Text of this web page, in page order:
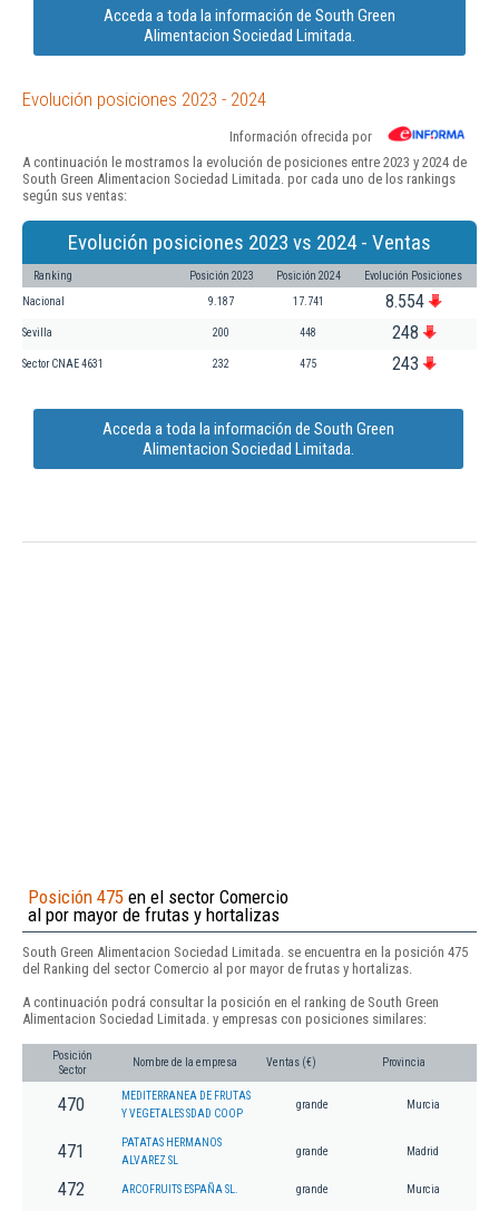
Acceda a toda la información de South Green
Alimentacion Sociedad Limitada.
Evolución posiciones 2023 - 2024
Información ofrecida por
A continuación le mostramos la evolución de posiciones entre 2023 y 2024 de
South Green Alimentacion Sociedad Limitada. por cada uno de los rankings
según sus ventas:
Evolución posiciones 2023 vs 2024 - Ventas
Ranking Posición 2023 Posición 2024 Evolución Posiciones
Nacional 9.187 17.741 8.554
Sevilla 200 448 248
Sector CNAE 4631 232 475 243
Acceda a toda la información de South Green
Alimentacion Sociedad Limitada.
Posición 475 en el sector Comercio
al por mayor de frutas y hortalizas
South Green Alimentacion Sociedad Limitada. se encuentra en la posición 475
del Ranking del sector Comercio al por mayor de frutas y hortalizas.
A continuación podrá consultar la posición en el ranking de South Green
Alimentacion Sociedad Limitada. y empresas con posiciones similares:
Posición
Sector
Nombre de la empresa Ventas (€) Provincia
470
MEDITERRANEA DE FRUTAS
Y VEGETALES SDAD COOP
grande Murcia
471
PATATAS HERMANOS
ALVAREZ SL
grande Madrid
472 ARCOFRUITS ESPAÑA SL. grande Murcia